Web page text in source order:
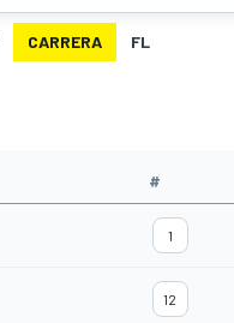
CARRERA FL
#
1
12